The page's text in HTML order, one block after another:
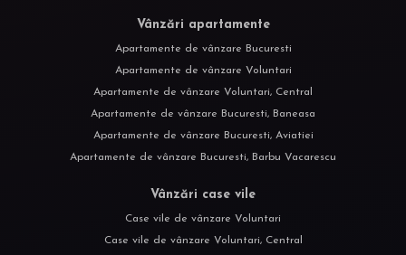
Vânzări apartamente
Apartamente de vânzare Bucuresti
Apartamente de vânzare Voluntari
Apartamente de vânzare Voluntari, Central
Apartamente de vânzare Bucuresti, Baneasa
Apartamente de vânzare Bucuresti, Aviatiei
Apartamente de vânzare Bucuresti, Barbu Vacarescu
Vânzări case vile
Case vile de vânzare Voluntari
Case vile de vânzare Voluntari, Central